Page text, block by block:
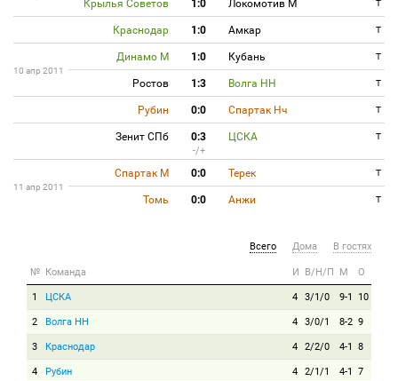
Крылья Советов 1:0 Локомотив М T
Краснодар 1:0 Амкар T
Динамо М 1:0 Кубань
T
10 апр 2011
Ростов 1:3 Волга НН T
Рубин 0:0 Спартак Нч T
Зенит СПб 0:3 ЦСКА T
-/+
Спартак М 0:0 Терек
T
11 апр 2011
Томь 0:0 Анжи T
Всего Дома В гостях
№ Команда И В/Н/П М О
1 ЦСКА 4 3/1/0 9-1 10
2 Волга НН 4 3/0/1 8-2 9
3 Краснодар 4 2/2/0 4-1 8
4 Рубин 4 2/1/1 4-1 7